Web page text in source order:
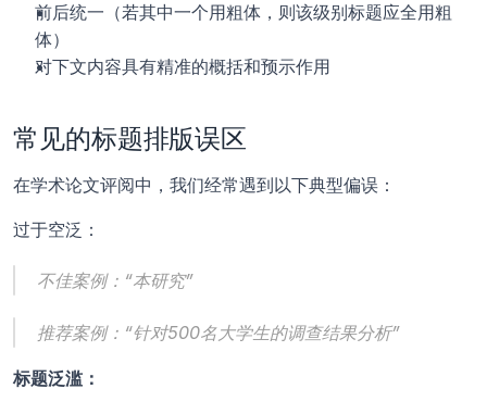
前后统一（若其中一个用粗体，则该级别标题应全用粗
体）
对下文内容具有精准的概括和预示作用
常见的标题排版误区
在学术论文评阅中，我们经常遇到以下典型偏误：
过于空泛：
不佳案例：“本研究”
推荐案例：“针对500名大学生的调查结果分析”
标题泛滥：